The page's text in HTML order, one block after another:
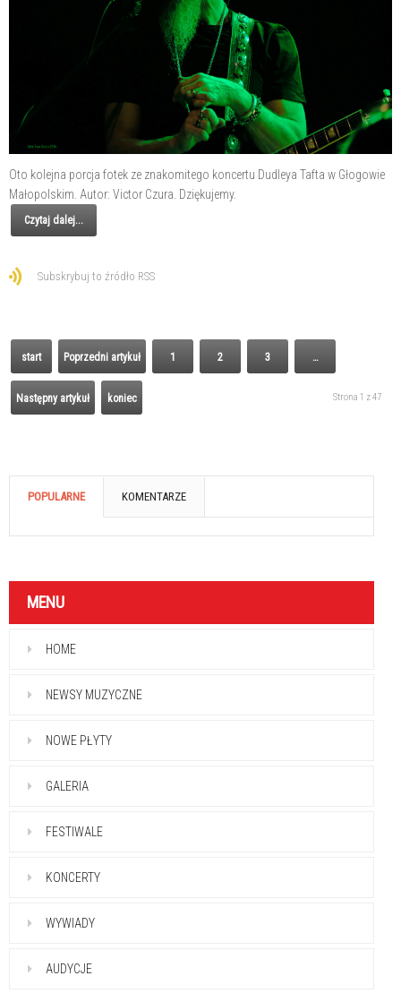
Oto kolejna porcja fotek ze znakomitego koncertu Dudleya Tafta w Głogowie
Małopolskim. Autor: Victor Czura. Dziękujemy.
Czytaj dalej...
Subskrybuj to źródło RSS
start Poprzedni artykuł 1 2 3 …
Następny artykuł koniec Strona 1 z 47
POPULARNE KOMENTARZE
MENU
HOME
NEWSY MUZYCZNE
NOWE PŁYTY
GALERIA
FESTIWALE
KONCERTY
WYWIADY
AUDYCJE